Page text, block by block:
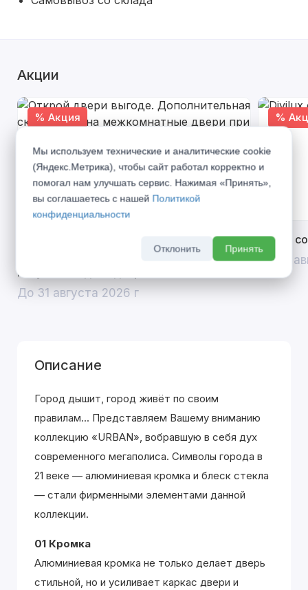
Акции
% Акция
Открой двери выгоде. Дополнительная
скидка 10% на межкомнатные двери при
покупке входной двери
До 31 августа 2026 г
%
Divilux
До 31
Описание
Город дышит, город живёт по своим
правилам... Представляем Вашему вниманию
коллекцию «URBAN», вобравшую в себя дух
современного мегаполиса. Символы города в
21 веке — алюминиевая кромка и блеск стекла
— стали фирменными элементами данной
коллекции.
01 Кромка
Алюминиевая кромка не только делает дверь
стильной, но и усиливает каркас двери и
Мы используем технические и аналитические cookie
(Яндекс.Метрика), чтобы сайт работал корректно и
помогал нам улучшать сервис. Нажимая «Принять»,
вы соглашаетесь с нашей Политикой
конфиденциальности
Отклонить Принять